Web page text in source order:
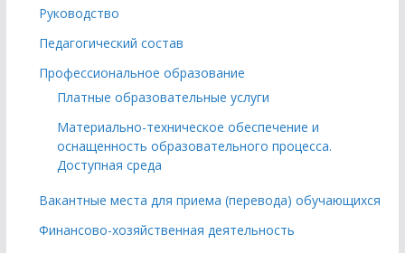
Руководство
Педагогический состав
Профессиональное образование
Платные образовательные услуги
Материально-техническое обеспечение и
оснащенность образовательного процесса.
Доступная среда
Вакантные места для приема (перевода) обучающихся
Финансово-хозяйственная деятельность